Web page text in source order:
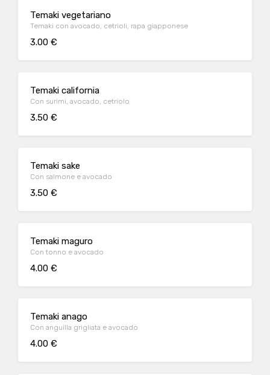
Temaki vegetariano
Temaki con avocado, cetrioli, rapa giapponese
3.00 €
Temaki california
Con surimi, avocado, cetriolo
3.50 €
Temaki sake
Con salmone e avocado
3.50 €
Temaki maguro
Con tonno e avocado
4.00 €
Temaki anago
Con anguilla grigliata e avocado
4.00 €